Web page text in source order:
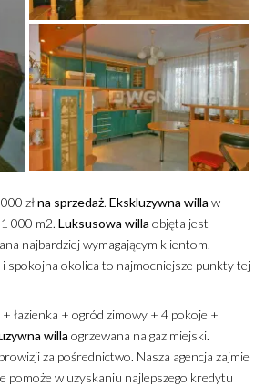
złna sprzedaż. Ekskluzywna willa w
000 m2. Luksusowa willa objęta jest
najbardziej wymagającym klientom.
spokojna okolica to najmocniejsze punkty tej
łazienka + ogród zimowy + 4 pokoje +
willa ogrzewana na gaz miejski.
za pośrednictwo. Nasza agencja zajmie
pomoże w uzyskaniu najlepszego kredytu